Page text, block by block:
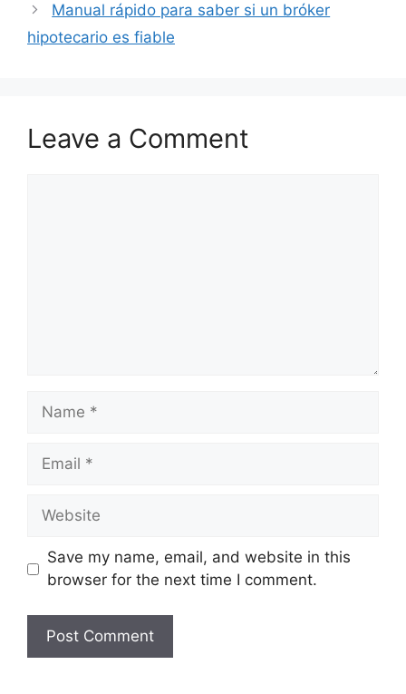
Manual rápido para saber si un bróker
hipotecario es fiable
Leave a Comment
Name
Email
Website
Save my name, email, and website in this
browser for the next time I comment.